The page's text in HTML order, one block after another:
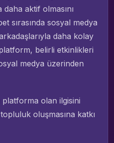
daha aktif olmasını
sırasında sosyal medya
daha kolay
belirli etkinlikleri
medya üzerinden
platforma olan ilgisini
oluşmasına katkı